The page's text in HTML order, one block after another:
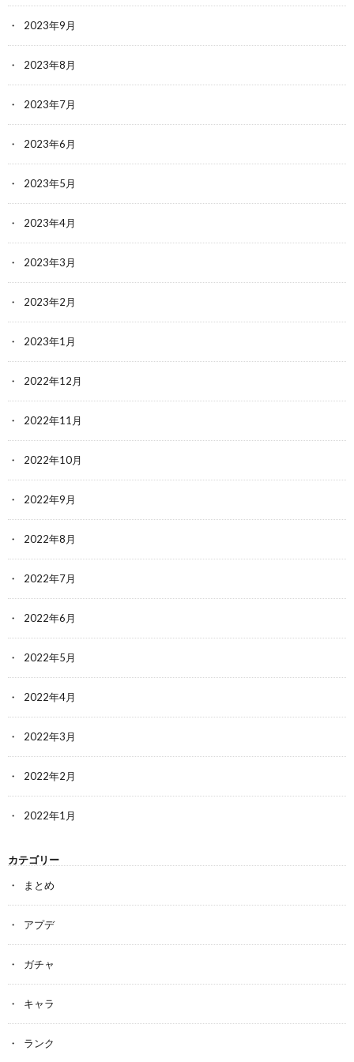
2023年9月
2023年8月
2023年7月
2023年6月
2023年5月
2023年4月
2023年3月
2023年2月
2023年1月
2022年12月
2022年11月
2022年10月
2022年9月
2022年8月
2022年7月
2022年6月
2022年5月
2022年4月
2022年3月
2022年2月
2022年1月
カテゴリー
まとめ
アプデ
ガチャ
キャラ
ランク